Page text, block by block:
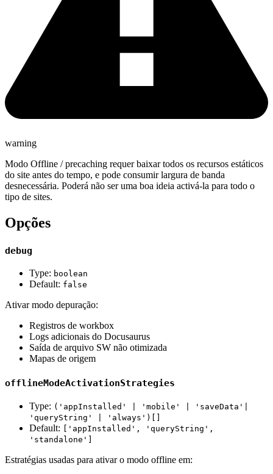
warning
Modo Offline / precaching requer baixar todos os recursos estáticos
do site antes do tempo, e pode consumir largura de banda
desnecessária. Poderá não ser uma boa ideia activá-la para todo o
tipo de sites.
Opções
debug
Type: boolean
Default: false
Ativar modo depuração:
Registros de workbox
Logs adicionais do Docusaurus
Saída de arquivo SW não otimizada
Mapas de origem
offlineModeActivationStrategies
Type: ('appInstalled' | 'mobile' | 'saveData'|
'queryString' | 'always')[]
Default: ['appInstalled', 'queryString',
'standalone']
Estratégias usadas para ativar o modo offline em: